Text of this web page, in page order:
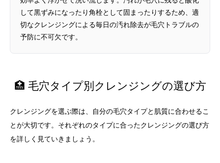
して黒ずみになったり角栓として固まったりするため、適
切なクレンジングによる毎日の汚れ除去が毛穴トラブルの
予防に不可欠です。
🏥 毛穴タイプ別クレンジングの選び方
クレンジングを選ぶ際は、自分の毛穴タイプと肌質に合わせるこ
とが大切です。それぞれのタイプに合ったクレンジングの選び方
を詳しく見ていきましょう。